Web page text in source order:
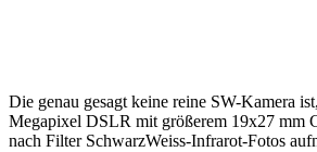
Die genau gesagt keine reine SW-Kamera
Megapixel DSLR mit größerem 19x27 mm
nach Filter SchwarzWeiss-Infrarot-Fotos